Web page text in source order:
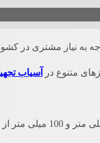
به نیاز مشتری در
متنوع در آسیاب
سایزهای 30 میلی